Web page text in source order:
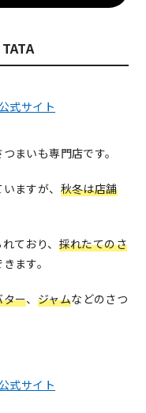
式サイト
まいも専門店です。
ますが、 秋冬は店舗
ており、 採れたてのさ
ます。
ター、 ジャムなどのさつ
式サイト